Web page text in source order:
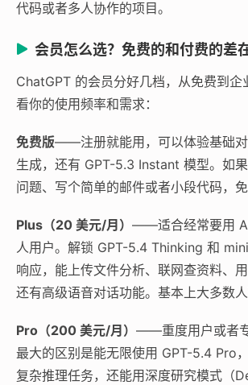
代码或者多人协作的项目。
会员怎么选？免费的和付费的差
ChatGPT 的会员分好几档，从免费到企
看你的使用频率和需求：
免费版——注册就能用，可以体验基础
生成，还有 GPT-5.3 Instant 模型。如
问题、写个简单的邮件或者小段代码，免
Plus（20 美元/月） ——适合经常要用
人用户。解锁 GPT-5.4 Thinking 和
响应，能上传文件分析、联网查资料、用
还有高级语音对话功能。基本上大多数人
Pro（200 美元/月） ——重度用户或者专
最大的区别是能无限使用 GPT-5.4 Pro
复杂推理任务，还能用深度研究模式（